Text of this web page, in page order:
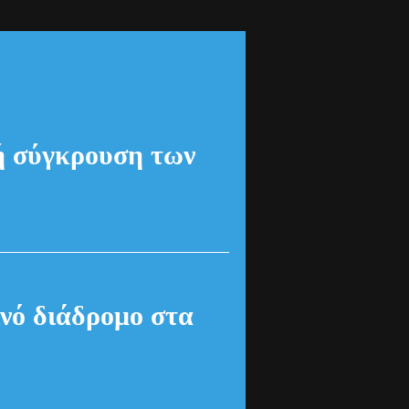
σύγκρουση των
διάδρομο στα